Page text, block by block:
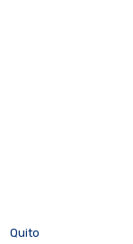
Quito